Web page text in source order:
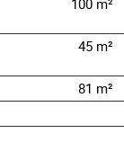
100 m²
45 m²
81 m²